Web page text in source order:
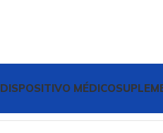
DISPOSITIVO MÉDICO